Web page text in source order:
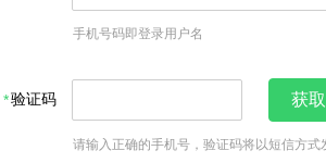
手机号码即登录用户名
验证码 获
请输入正确的手机号，验证码将以短信方式